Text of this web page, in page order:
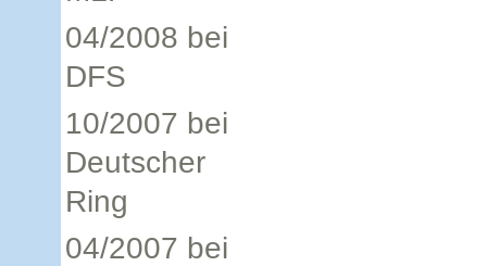
04/2008 bei
DFS
10/2007 bei
Deutscher
Ring
04/2007 bei